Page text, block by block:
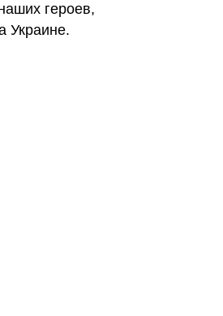
героев,
Украине.